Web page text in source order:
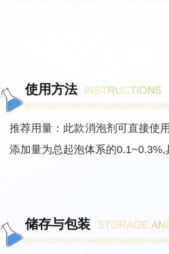
使用方法
推荐用量：此款消泡剂可直接使
添加量为总起泡体系的0.1~0.3%,
储存与包装